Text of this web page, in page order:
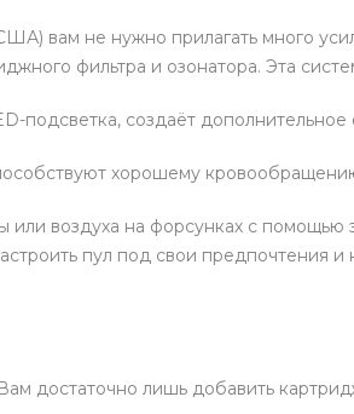
вам не нужно прилагать много
фильтра и озонатора. Эта
подсветка, создаёт
хорошему
или воздуха на форсунках с
пул под свои предпочтения
достаточно лишь добавить